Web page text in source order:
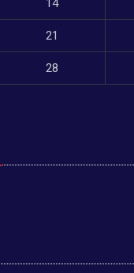
14
21
28